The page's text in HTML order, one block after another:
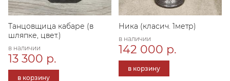
Танцовщица кабаре (в
шляпке, цвет.)
в наличии
13 300 р.
в корзину
Ника (класич. 1метр)
в наличии
142 000 р.
в корзину